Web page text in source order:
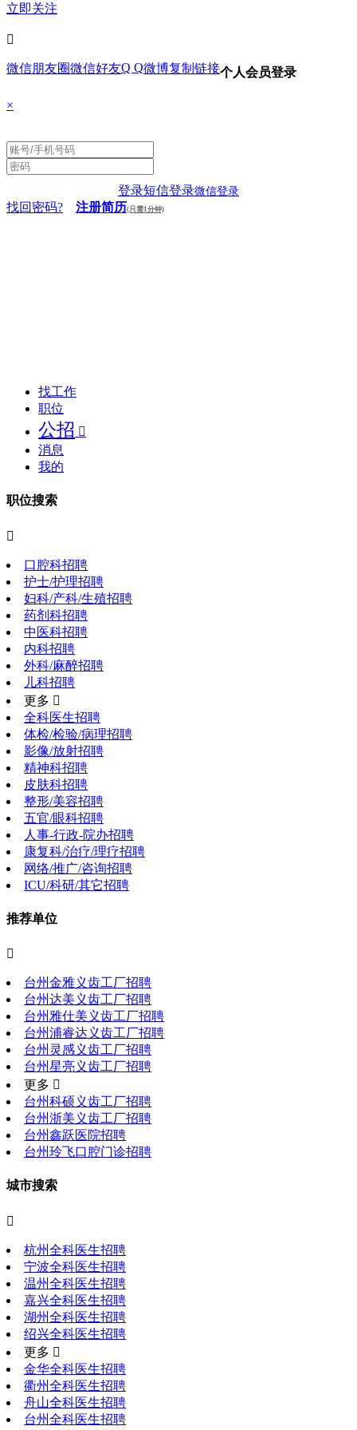
立即关注

微信朋友圈微信好友Q Q微博复制链接个人会员登录
×
登录短信登录微信登录
找回密码? 注册简历(只需1分钟)
找工作
职位
公招 
消息
我的
职位搜索

口腔科招聘
护士/护理招聘
妇科/产科/生殖招聘
药剂科招聘
中医科招聘
内科招聘
外科/麻醉招聘
儿科招聘
更多 
全科医生招聘
体检/检验/病理招聘
影像/放射招聘
精神科招聘
皮肤科招聘
整形/美容招聘
五官/眼科招聘
人事-行政-院办招聘
康复科/治疗/理疗招聘
网络/推广/咨询招聘
ICU/科研/其它招聘
推荐单位

台州金雅义齿工厂招聘
台州达美义齿工厂招聘
台州雅仕美义齿工厂招聘
台州浦睿达义齿工厂招聘
台州灵感义齿工厂招聘
台州星亮义齿工厂招聘
更多 
台州科硕义齿工厂招聘
台州浙美义齿工厂招聘
台州鑫跃医院招聘
台州玲飞口腔门诊招聘
城市搜索

杭州全科医生招聘
宁波全科医生招聘
温州全科医生招聘
嘉兴全科医生招聘
湖州全科医生招聘
绍兴全科医生招聘
更多 
金华全科医生招聘
衢州全科医生招聘
舟山全科医生招聘
台州全科医生招聘